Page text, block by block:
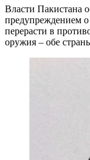
Власти Пакистана
предупреждением
перерасти в
оружия – обе